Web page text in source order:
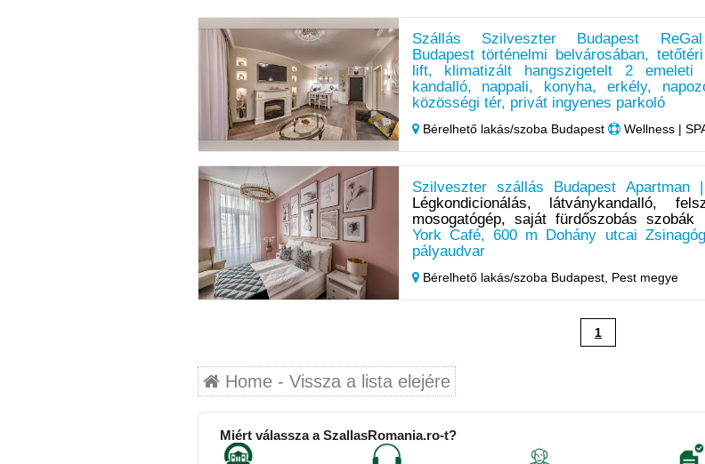
Szállás Szilveszter Budapest ReGal
Budapest történelmi belvárosában,
lift, klimatizált hangszigetelt 2 emeleti
kandalló, nappali, konyha, erkély,
közösségi tér, privát ingyenes parkoló
Bérelhető lakás/szoba Budapest Wellness |
Szilveszter szállás Budapest Apartman |
Légkondicionálás, látványkandalló,
mosogatógép, saját fürdőszobás szobák
York Café, 600 m Dohány utcai
pályaudvar
Bérelhető lakás/szoba Budapest, Pest megye
1
Home - Vissza a lista elejére
Miért válassza a SzallasRomania.ro-t?